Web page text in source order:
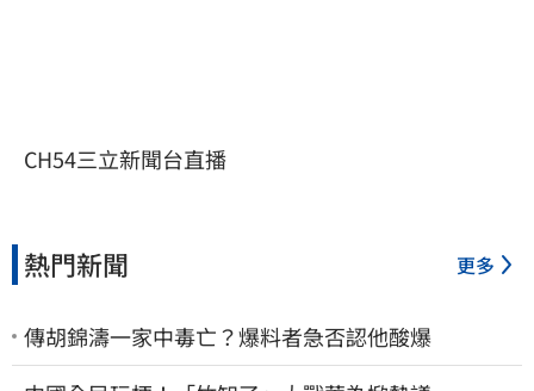
CH54三立新聞台直播
熱門新聞 更多
傳胡錦濤一家中毒亡？爆料者急否認他酸爆